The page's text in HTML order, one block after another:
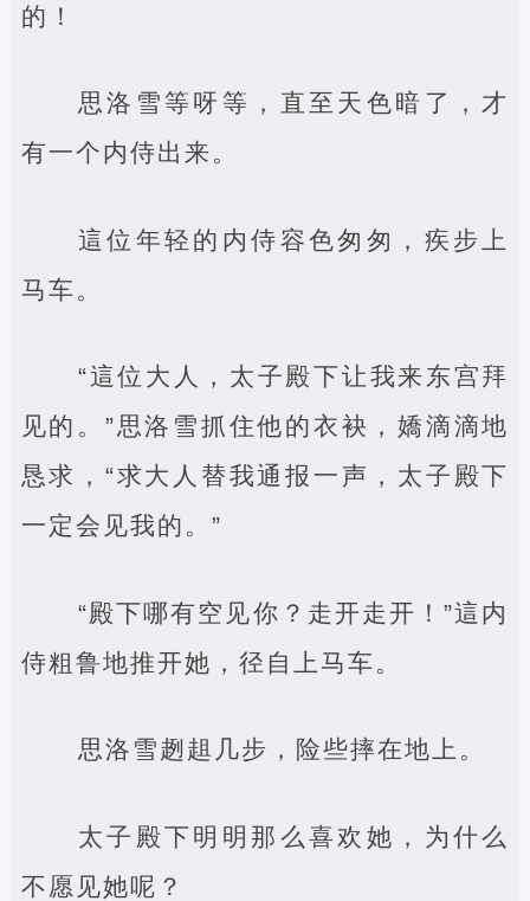
的！
思洛雪等呀等，直至天色暗了，才
有一个内侍出来。
這位年轻的内侍容色匆匆，疾步上
马车。
“這位大人，太子殿下让我来东宫拜
见的。”思洛雪抓住他的衣袂，嬌滴滴地
恳求，“求大人替我通报一声，太子殿下
一定会见我的。”
“殿下哪有空见你？走开走开！”這内
侍粗鲁地推开她，径自上马车。
思洛雪趔趄几步，险些摔在地上。
太子殿下明明那么喜欢她，为什么
不愿见她呢？